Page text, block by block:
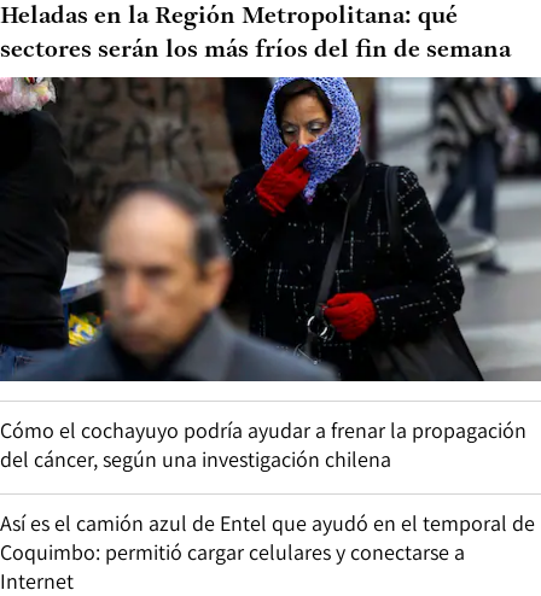
Heladas en la Región Metropolitana: qué
sectores serán los más fríos del fin de semana
Cómo el cochayuyo podría ayudar a frenar la propagación
del cáncer, según una investigación chilena
Así es el camión azul de Entel que ayudó en el temporal de
Coquimbo: permitió cargar celulares y conectarse a
Internet